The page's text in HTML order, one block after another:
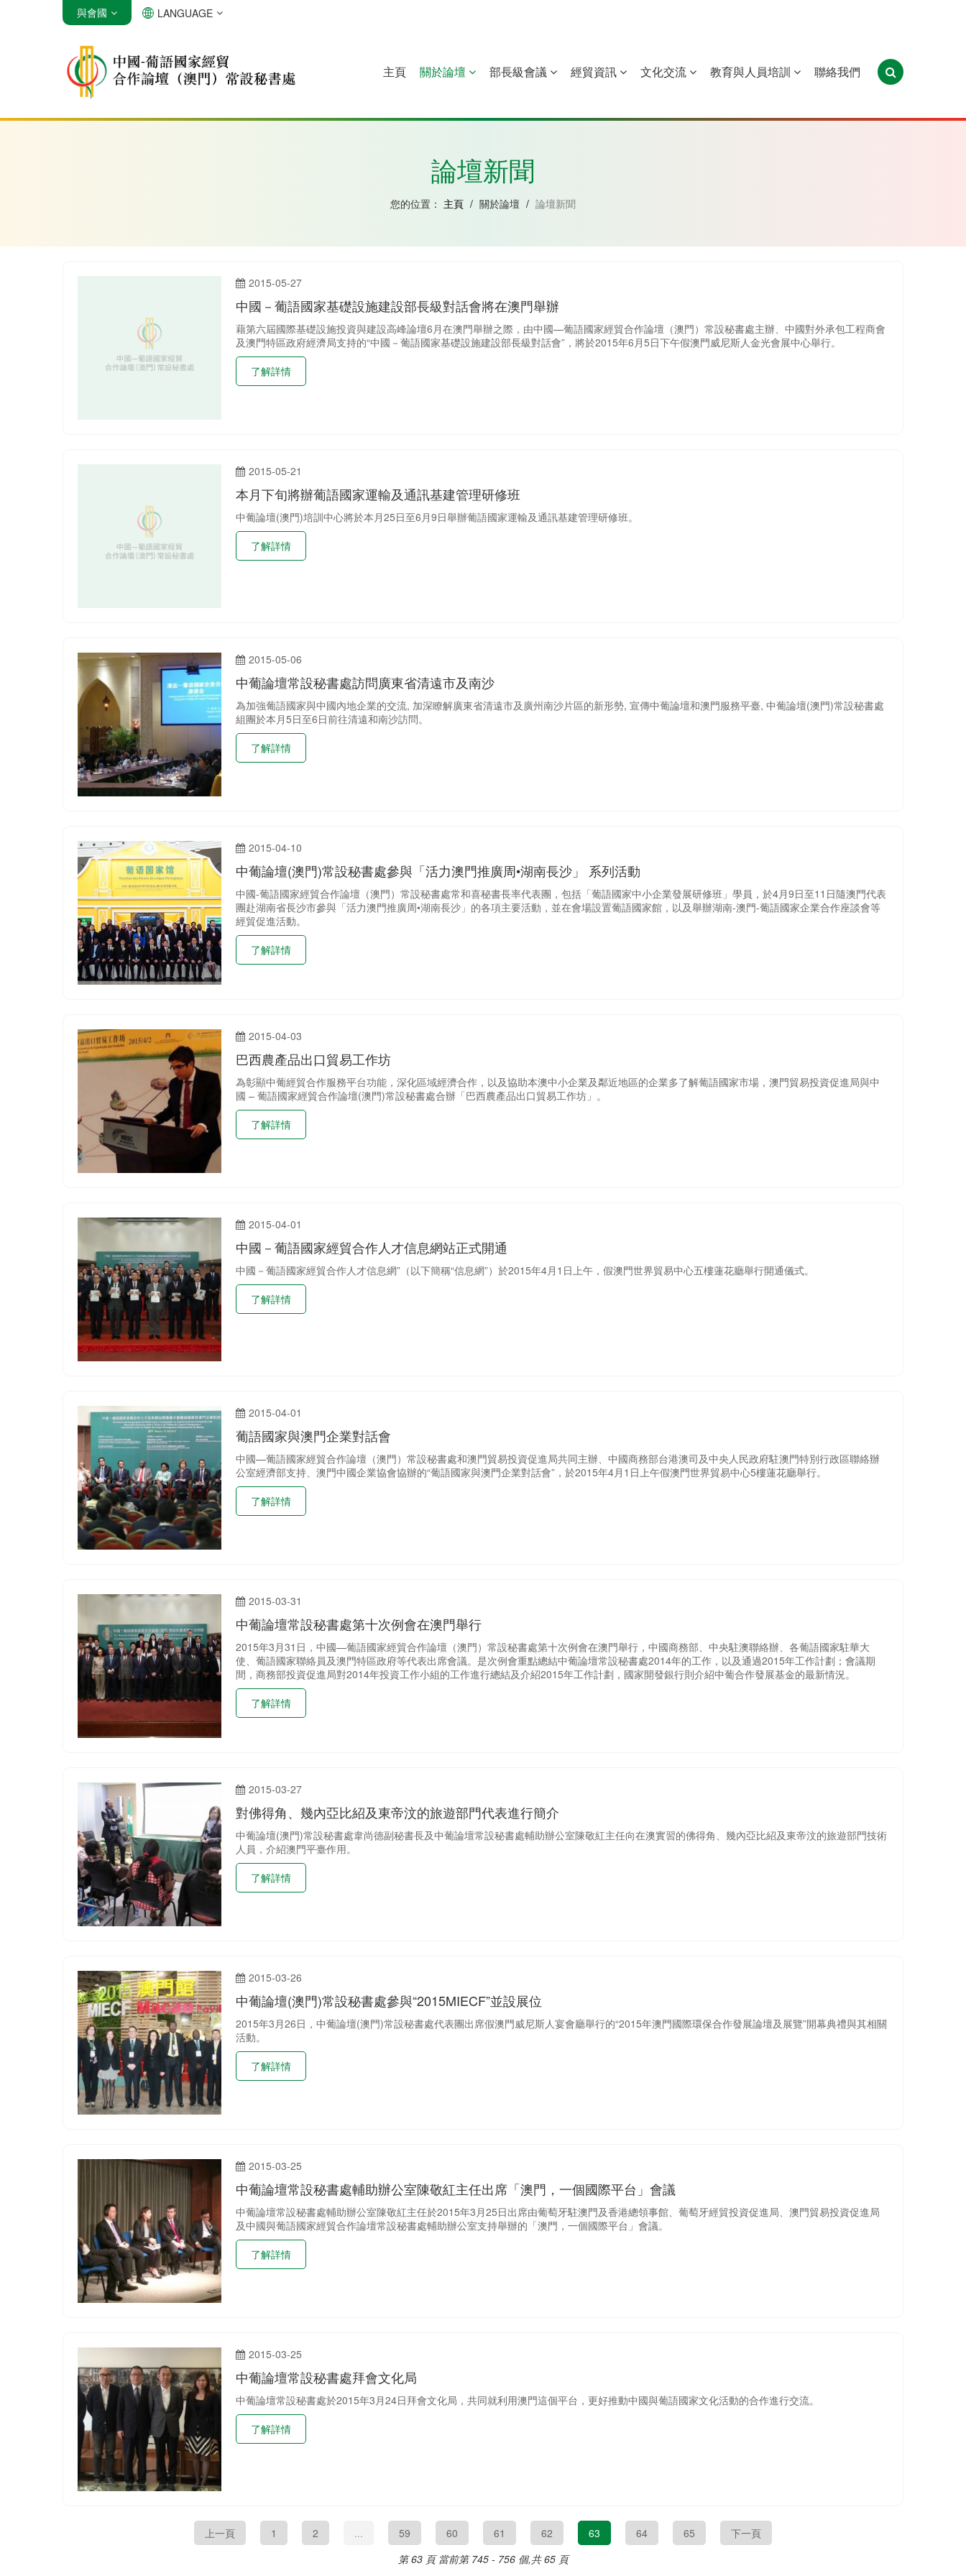
安哥拉 巴西 佛得角 幾內亞比紹 赤道幾內亞 莫桑比克 葡萄牙 聖多美和普林西比 東帝汶
與會國 LANGUAGE
主頁 關於論壇 部長級會議 經貿資訊 文化交流 教育與人員培訓 聯絡我們
論壇新聞
您的位置： 主頁 / 關於論壇 / 論壇新聞
2015-05-27
中國－葡語國家基礎設施建設部長級對話會將在澳門舉辦
藉第六屆國際基礎設施投資與建設高峰論壇6月在澳門舉辦之際，由中國—葡語國家經貿合作論壇（澳門）常設秘書處主辦、中國對外承包工程商會
及澳門特區政府經濟局支持的“中國－葡語國家基礎設施建設部長級對話會”，將於2015年6月5日下午假澳門威尼斯人金光會展中心舉行。
了解詳情
2015-05-21
本月下旬將辦葡語國家運輸及通訊基建管理研修班
中葡論壇(澳門)培訓中心將於本月25日至6月9日舉辦葡語國家運輸及通訊基建管理研修班。
了解詳情
2015-05-06
中葡論壇常設秘書處訪問廣東省清遠市及南沙
為加強葡語國家與中國內地企業的交流, 加深瞭解廣東省清遠市及廣州南沙片區的新形勢, 宣傳中葡論壇和澳門服務平臺, 中葡論壇(澳門)常設秘書處
組團於本月5日至6日前往清遠和南沙訪問。
了解詳情
2015-04-10
中葡論壇(澳門)常設秘書處參與「活力澳門推廣周•湖南長沙」 系列活動
中國­-葡語國家經貿合作論壇（澳門）常設秘書處常和喜秘書長率代表團，包括「葡語國家中小企業發展研修班」學員，於4月9日至11日隨澳門代表
團赴湖南省長沙市參與「活力澳門推廣周•湖南長沙」的各項主要活動，並在會場設置葡語國家館，以及舉辦湖南-澳門-葡語國家企業合作座談會等
經貿促進活動。
了解詳情
2015-04-03
巴西農產品出口貿易工作坊
為彰顯中葡經貿合作服務平台功能，深化區域經濟合作，以及協助本澳中小企業及鄰近地區的企業多了解葡語國家市場，澳門貿易投資促進局與中
國 – 葡語國家經貿合作論壇(澳門)常設秘書處合辦「巴西農產品出口貿易工作坊」。
了解詳情
2015-04-01
中國－葡語國家經貿合作人才信息網站正式開通
中國－葡語國家經貿合作人才信息網”（以下簡稱“信息網”）於2015年4月1日上午，假澳門世界貿易中心五樓蓮花廳舉行開通儀式。
了解詳情
2015-04-01
葡語國家與澳門企業對話會
中國—葡語國家經貿合作論壇（澳門）常設秘書處和澳門貿易投資促進局共同主辦、中國商務部台港澳司及中央人民政府駐澳門特別行政區聯絡辦
公室經濟部支持、澳門中國企業協會協辦的“葡語國家與澳門企業對話會”，於2015年4月1日上午假澳門世界貿易中心5樓蓮花廳舉行。
了解詳情
2015-03-31
中葡論壇常設秘書處第十次例會在澳門舉行
2015年3月31日，中國—葡語國家經貿合作論壇（澳門）常設秘書處第十次例會在澳門舉行，中國商務部、中央駐澳聯絡辦、各葡語國家駐華大
使、葡語國家聯絡員及澳門特區政府等代表出席會議。是次例會重點總結中葡論壇常設秘書處2014年的工作，以及通過2015年工作計劃；會議期
間，商務部投資促進局對2014年投資工作小組的工作進行總結及介紹2015年工作計劃，國家開發銀行則介紹中葡合作發展基金的最新情況。
了解詳情
2015-03-27
對佛得角、幾內亞比紹及東帝汶的旅遊部門代表進行簡介
中葡論壇(澳門)常設秘書處韋尚德副秘書長及中葡論壇常設秘書處輔助辦公室陳敬紅主任向在澳實習的佛得角、幾內亞比紹及東帝汶的旅遊部門技術
人員，介紹澳門平臺作用。
了解詳情
2015-03-26
中葡論壇(澳門)常設秘書處參與“2015MIECF”並設展位
2015年3月26日，中葡論壇(澳門)常設秘書處代表團出席假澳門威尼斯人宴會廳舉行的“2015年澳門國際環保合作發展論壇及展覽”開幕典禮與其相關
活動。
了解詳情
2015-03-25
中葡論壇常設秘書處輔助辦公室陳敬紅主任出席「澳門，一個國際平台」會議
中葡論壇常設秘書處輔助辦公室陳敬紅主任於2015年3月25日出席由葡萄牙駐澳門及香港總領事館、葡萄牙經貿投資促進局、澳門貿易投資促進局
及中國與葡語國家經貿合作論壇常設秘書處輔助辦公室支持舉辦的「澳門，一個國際平台」會議。
了解詳情
2015-03-25
中葡論壇常設秘書處拜會文化局
中葡論壇常設秘書處於2015年3月24日拜會文化局，共同就利用澳門這個平台，更好推動中國與葡語國家文化活動的合作進行交流。
了解詳情
上一頁 1 2 ... 59 60 61 62 63 64 65
下一頁
第 63 頁 當前第 745 - 756 個,共 65 頁